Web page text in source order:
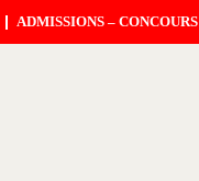
ADMISSIONS – CONCOURS